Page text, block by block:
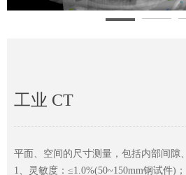
工业 CT
平面、空间的尺寸测量，包括内部间隙
1、灵敏度：≤1.0%(50~150mm钢试件)；